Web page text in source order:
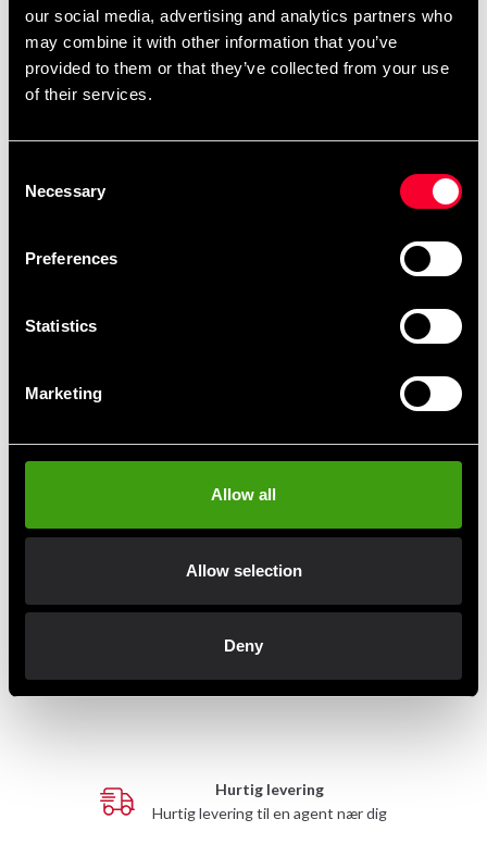
our social media, advertising and analytics partners who
may combine it with other information that you’ve
provided to them or that they’ve collected from your use
of their services.
Selection
Necessary
Preferences
Statistics
Marketing
Allow all
Allow selection
Deny
Produktinformation
Tofarvet BJJ bomuldsbælte gult med sort bånd ca: 45
Detaljerede oplysninger
med sort stribe 240
med hvid stribe 260
Fra 89 SEK
Hurtig levering
Hurtig levering til en agent nær dig